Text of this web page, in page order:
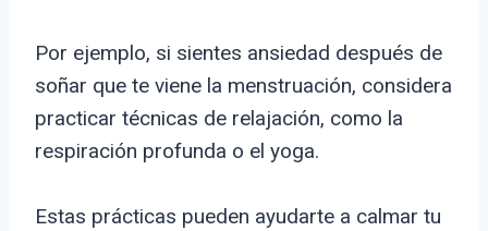
Por ejemplo, si sientes ansiedad después de
soñar que te viene la menstruación, considera
practicar técnicas de relajación, como la
respiración profunda o el yoga.
Estas prácticas pueden ayudarte a calmar tu